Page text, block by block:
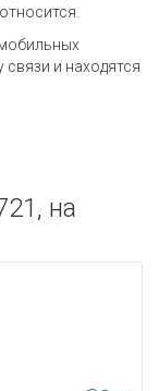
и находятся
на